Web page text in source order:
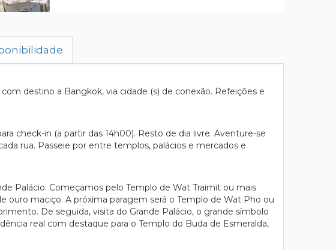
destino a Bangkok, via cidade (s) de conexão. Refeições e
check-in (a partir das 14h00). Resto de dia livre. Aventure-se
rua. Passeie por entre templos, palácios e mercados e
Palácio. Começamos pelo Templo de Wat Traimit ou mais
maciço. A próxima paragem será o Templo de Wat Pho ou
De seguida, visita do Grande Palácio, o grande símbolo
real com destaque para o Templo do Buda de Esmeralda,